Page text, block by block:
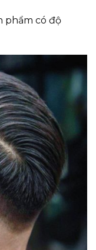
phẩm có độ